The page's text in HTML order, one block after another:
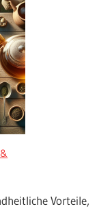
Vorteile,